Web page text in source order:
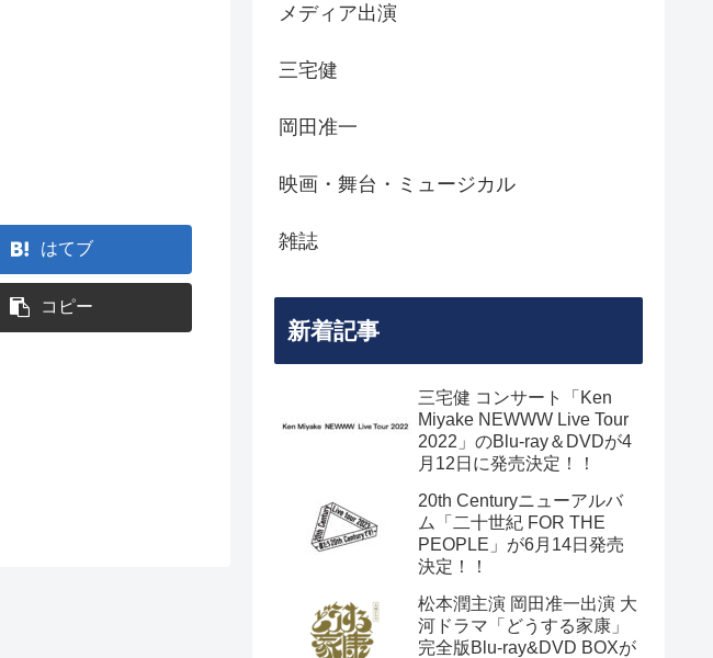
はてブ
コピー
メディア出演
三宅健
岡田准一
映画・舞台・ミュージカル
雑誌
新着記事
三宅健 コンサート「Ken
Miyake NEWWW Live Tour
2022」のBlu-ray＆DVDが4
月12日に発売決定！！
20th Centuryニューアルバ
ム「二十世紀 FOR THE
PEOPLE」が6月14日発売
決定！！
松本潤主演 岡田准一出演 大
河ドラマ「どうする家康」
完全版Blu-ray&DVD BOXが